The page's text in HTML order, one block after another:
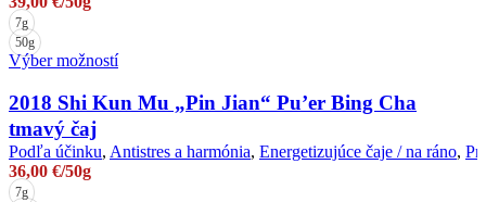
na
produktu.
7g
50g
Výber možnostíTento
má
viacero
Možnosti
2018 Shi Kun Mu „Pin Jian“ Pu’er Bing Cha
tmavý čaj
Podľa účinku, Antistres a harmónia, Energetizujúce čaje / na ráno,
36,00 €/50g
7g